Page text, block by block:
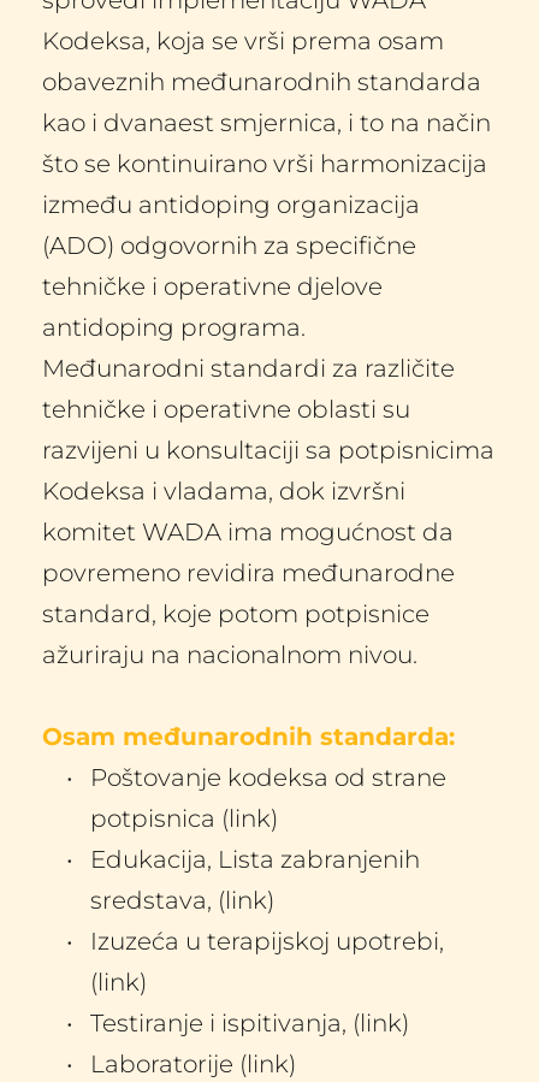
Kodeksa, koja se vrši prema osam
obaveznih međunarodnih standarda
kao i dvanaest smjernica, i to na način
što se kontinuirano vrši harmonizacija
između antidoping organizacija
(ADO) odgovornih za specifične
tehničke i operativne djelove
antidoping programa.
Međunarodni standardi za različite
tehničke i operativne oblasti su
razvijeni u konsultaciji sa potpisnicima
Kodeksa i vladama, dok izvršni
komitet WADA ima mogućnost da
povremeno revidira međunarodne
standard, koje potom potpisnice
ažuriraju na nacionalnom nivou.
Osam međunarodnih standarda:
Poštovanje kodeksa od strane
potpisnica (link)
Edukacija, Lista zabranjenih
sredstava, (link)
Izuzeća u terapijskoj upotrebi,
(link)
Testiranje i ispitivanja, (link)
Laboratorije (link)